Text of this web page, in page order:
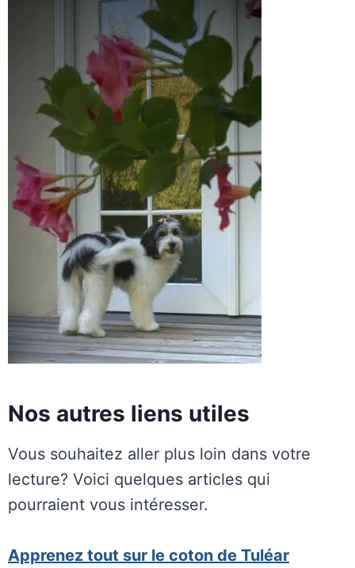
Nos autres liens utiles
Vous souhaitez aller plus loin dans votre
lecture? Voici quelques articles qui
pourraient vous intéresser.
Apprenez tout sur le coton de Tuléar